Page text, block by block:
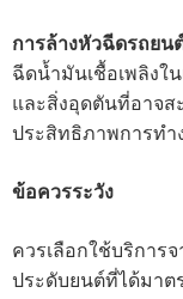
การล้างหัวฉีดรถยน
ฉีดน้ำมันเชื้อเพลิงใ
และสิ่งอุดตันที่อาจส
ประสิทธิภาพการทำ
ข้อควรระวัง
ควรเลือกใช้บริการ
ประดับยนต์ที่ได้มาต